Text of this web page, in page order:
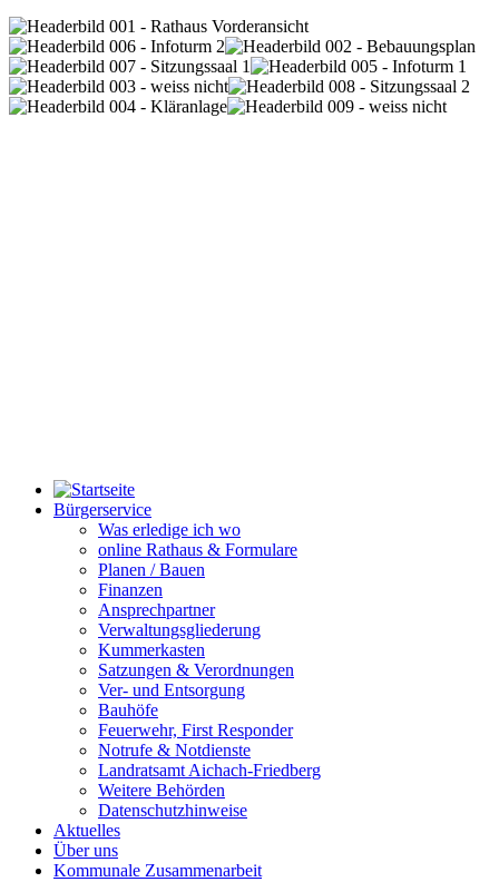
Bürgerservice
Was erledige ich wo
online Rathaus & Formulare
Planen / Bauen
Finanzen
Ansprechpartner
Verwaltungsgliederung
Kummerkasten
Satzungen & Verordnungen
Ver- und Entsorgung
Bauhöfe
Feuerwehr, First Responder
Notrufe & Notdienste
Landratsamt Aichach-Friedberg
Weitere Behörden
Datenschutzhinweise
Aktuelles
Über uns
Kommunale Zusammenarbeit